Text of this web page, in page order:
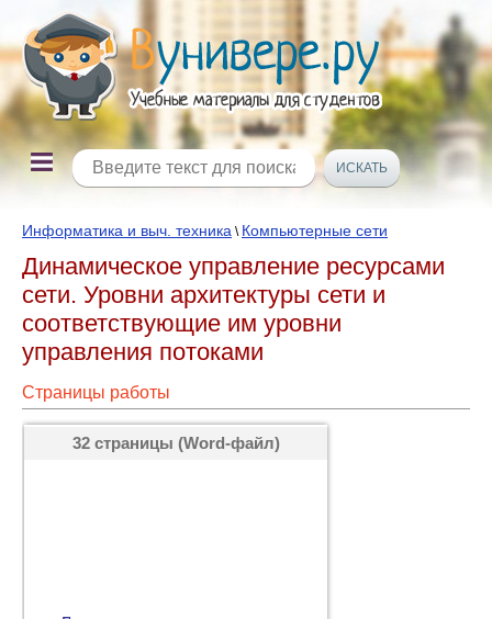
Информатика и выч. техника \ Компьютерные сети
Динамическое управление ресурсами
сети. Уровни архитектуры сети и
соответствующие им уровни
управления потоками
Страницы работы
32 страницы (Word-файл)